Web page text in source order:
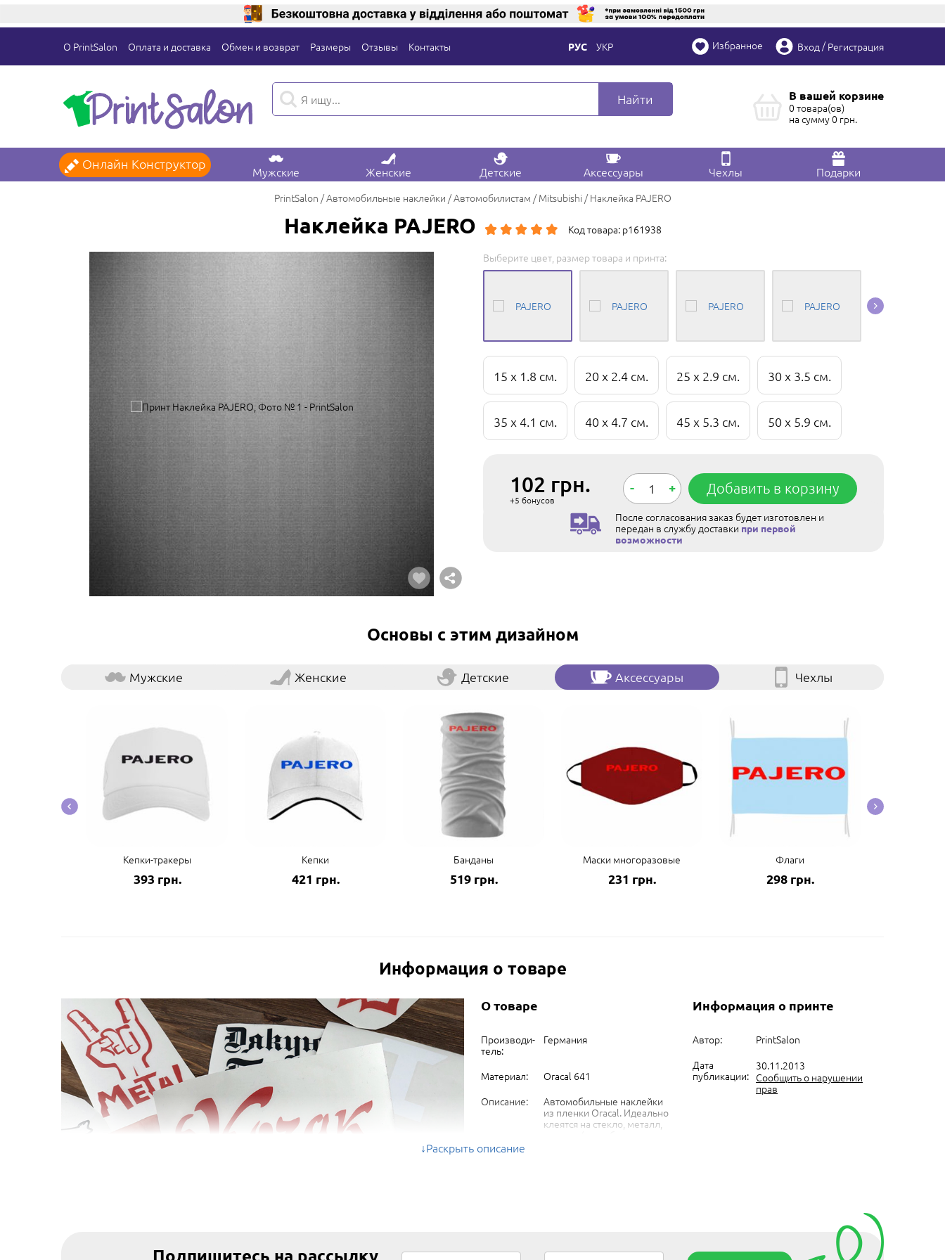
О PrintSalon Оплата и доставка Обмен и возврат Размеры Отзывы Контакты РУС УКР Избранное Вход /Регистрация
Найти В вашей корзине
0 товара(ов)
на сумму0 грн.
Онлайн Конструктор
Мужские Женские Детские Аксессуары Чехлы Подарки
PrintSalon Автомобильные наклейки Автомобилистам Mitsubishi Наклейка PAJERO
Наклейка PAJERO
Код товара: p161938
Выберите цвет, размер товара и принта:
15 x 1.8 см. 20 x 2.4 см. 25 x 2.9 см. 30 x 3.5 см.
35 x 4.1 см. 40 x 4.7 см. 45 x 5.3 см. 50 x 5.9 см.
102 грн.
+5 бонусов
- + Добавить в корзину
После согласования заказ будет изготовлен и
передан в службу доставки при первой
возможности
Основы с этим дизайном
Мужские Женские Детские Аксессуары Чехлы
Кепки-тракеры
393 грн.
Кепки
421 грн.
Банданы
519 грн.
Маски многоразовые
231 грн.
Флаги
298 грн.
Информация о товаре
О товаре
Про­из­во­ди­
тель:
Германия
Материал:
Oracal 641
Описание:
Автомобильные наклейки
из пленки Oracal. Идеально
клеятся на стекло, металл,
Информация о принте
Автор:
PrintSalon
Дата
публикации:
30.11.2013
Сообщить о нарушении
прав
Раскрыть описание